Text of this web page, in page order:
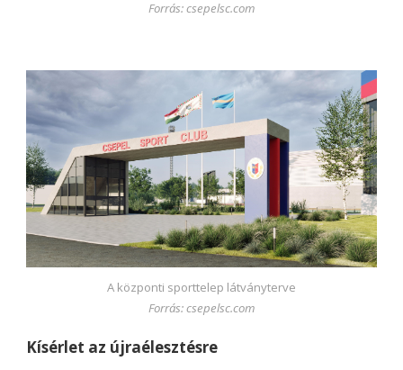
Forrás: csepelsc.com
A központi sporttelep látványterve
Forrás: csepelsc.com
Kísérlet az újraélesztésre